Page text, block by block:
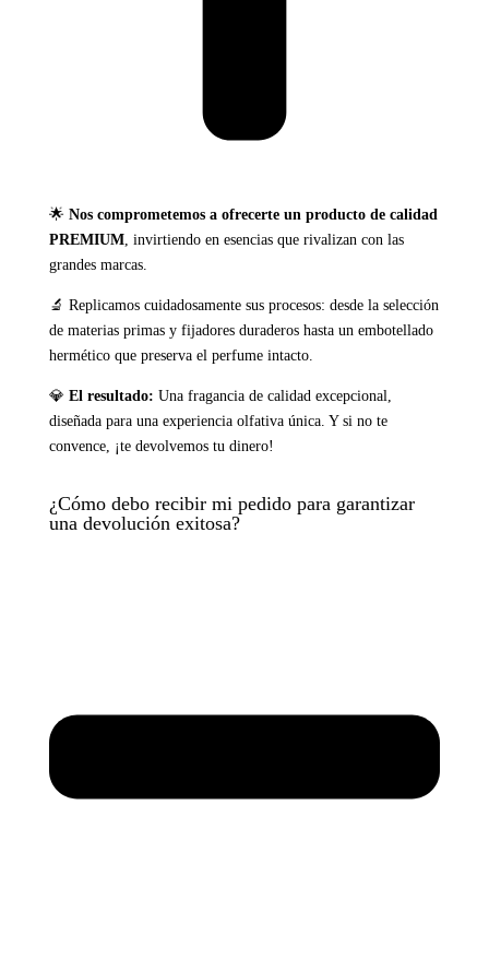
🌟 Nos comprometemos a ofrecerte un producto de calidad
PREMIUM, invirtiendo en esencias que rivalizan con las
grandes marcas.
🔬 Replicamos cuidadosamente sus procesos: desde la selección
de materias primas y fijadores duraderos hasta un embotellado
hermético que preserva el perfume intacto.
💎 El resultado: Una fragancia de calidad excepcional,
diseñada para una experiencia olfativa única. Y si no te
convence, ¡te devolvemos tu dinero!
¿Cómo debo recibir mi pedido para garantizar
una devolución exitosa?